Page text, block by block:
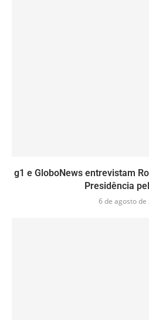
g1 e GloboNews entrevistam
Presidência
6 de agosto de